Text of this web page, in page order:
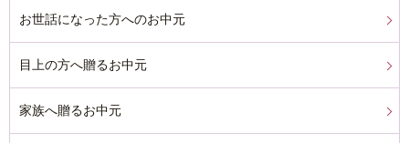
お世話になった方へのお中元
目上の方へ贈るお中元
家族へ贈るお中元